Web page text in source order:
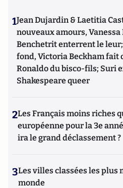
1Jean Dujardin & Laetitia
nouveaux amours,
Benchetrit enterrent le
fond, Victoria Beckham fait
Ronaldo du bisco-fils; Suri
Shakespeare queer
2Les Français moins riches
européenne pour la 3e
ira le grand déclassement ?
3Les villes classées les plus
monde